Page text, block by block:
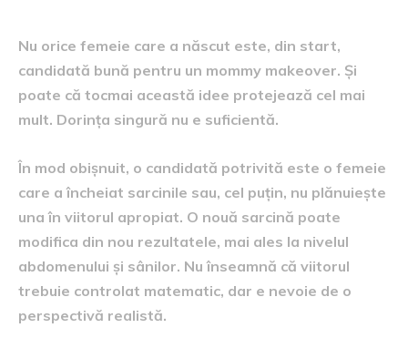
Nu orice femeie care a născut este, din start,
candidată bună pentru un mommy makeover. Și
poate că tocmai această idee protejează cel mai
mult. Dorința singură nu e suficientă.
În mod obișnuit, o candidată potrivită este o femeie
care a încheiat sarcinile sau, cel puțin, nu plănuiește
una în viitorul apropiat. O nouă sarcină poate
modifica din nou rezultatele, mai ales la nivelul
abdomenului și sânilor. Nu înseamnă că viitorul
trebuie controlat matematic, dar e nevoie de o
perspectivă realistă.